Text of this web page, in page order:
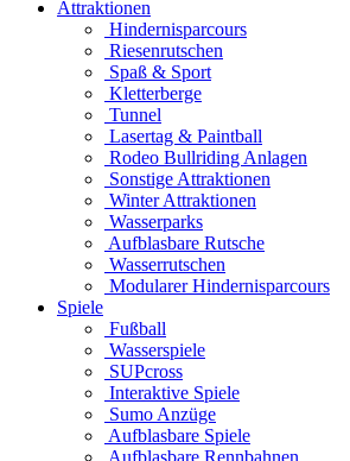
Attraktionen
Hindernisparcours
Riesenrutschen
Spaß & Sport
Kletterberge
Tunnel
Lasertag & Paintball
Rodeo Bullriding Anlagen
Sonstige Attraktionen
Winter Attraktionen
Wasserparks
Aufblasbare Rutsche
Wasserrutschen
Modularer Hindernisparcours
Spiele
Fußball
Wasserspiele
SUPcross
Interaktive Spiele
Sumo Anzüge
Aufblasbare Spiele